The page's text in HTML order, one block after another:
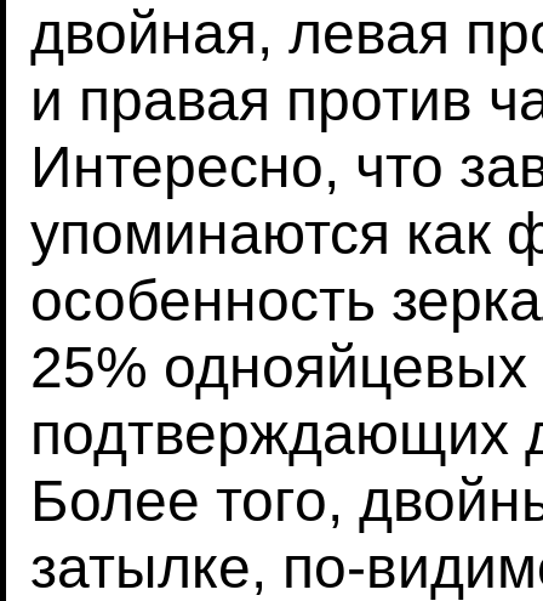
двойная, левая
и правая против
Интересно, что
упоминаются как
особенность
25% однояйцевых
подтверждающих
Более того,
затылке, по-